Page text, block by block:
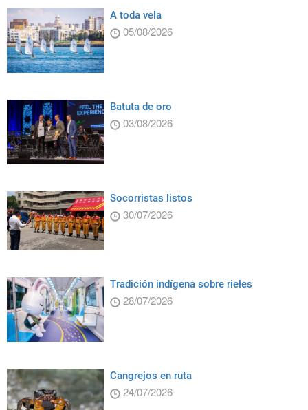
A toda vela
05/08/2026
Batuta de oro
03/08/2026
Socorristas listos
30/07/2026
Tradición indígena sobre rieles
28/07/2026
Cangrejos en ruta
24/07/2026